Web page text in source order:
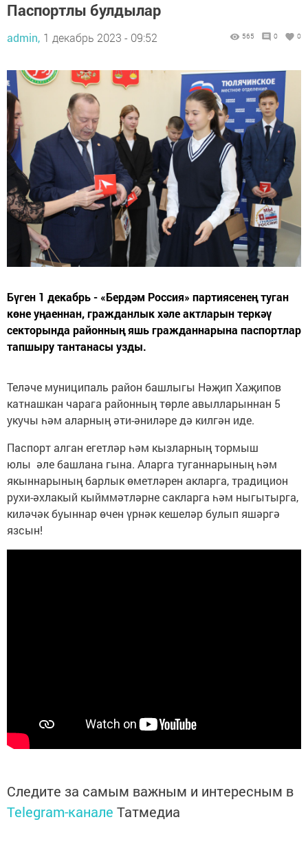
Паспортлы булдылар
admin, 1 декабрь 2023 - 09:52 565 0 0
Бүген 1 декабрь - «Бердәм Россия» партиясенең туган
көне уңаеннан, гражданлык хәле актларын теркәү
секторында районның яшь гражданнарына паспортлар
тапшыру тантанасы узды.
Теләче муниципаль район башлыгы Нәҗип Хаҗипов
катнашкан чарага районның төрле авылларыннан 5
укучы һәм аларның әти-әниләре дә килгән иде.
Паспорт алган егетләр һәм кызларның тормыш
юлы әле башлана гына. Аларга туганнарының һәм
якыннарының барлык өметләрен акларга, традицион
рухи-әхлакый кыйммәтләрне сакларга һәм ныгытырга,
киләчәк буыннар өчен үрнәк кешеләр булып яшәргә
язсын!
Следите за самым важным и интересным в
Telegram-канале Татмедиа